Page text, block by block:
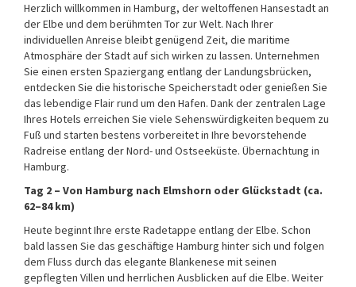
Herzlich willkommen in Hamburg, der weltoffenen Hansestadt an
der Elbe und dem berühmten Tor zur Welt. Nach Ihrer
individuellen Anreise bleibt genügend Zeit, die maritime
Atmosphäre der Stadt auf sich wirken zu lassen. Unternehmen
Sie einen ersten Spaziergang entlang der Landungsbrücken,
entdecken Sie die historische Speicherstadt oder genießen Sie
das lebendige Flair rund um den Hafen. Dank der zentralen Lage
Ihres Hotels erreichen Sie viele Sehenswürdigkeiten bequem zu
Fuß und starten bestens vorbereitet in Ihre bevorstehende
Radreise entlang der Nord- und Ostseeküste. Übernachtung in
Hamburg.
Tag 2 – Von Hamburg nach Elmshorn oder Glückstadt (ca.
62–84 km)
Heute beginnt Ihre erste Radetappe entlang der Elbe. Schon
bald lassen Sie das geschäftige Hamburg hinter sich und folgen
dem Fluss durch das elegante Blankenese mit seinen
gepflegten Villen und herrlichen Ausblicken auf die Elbe. Weiter